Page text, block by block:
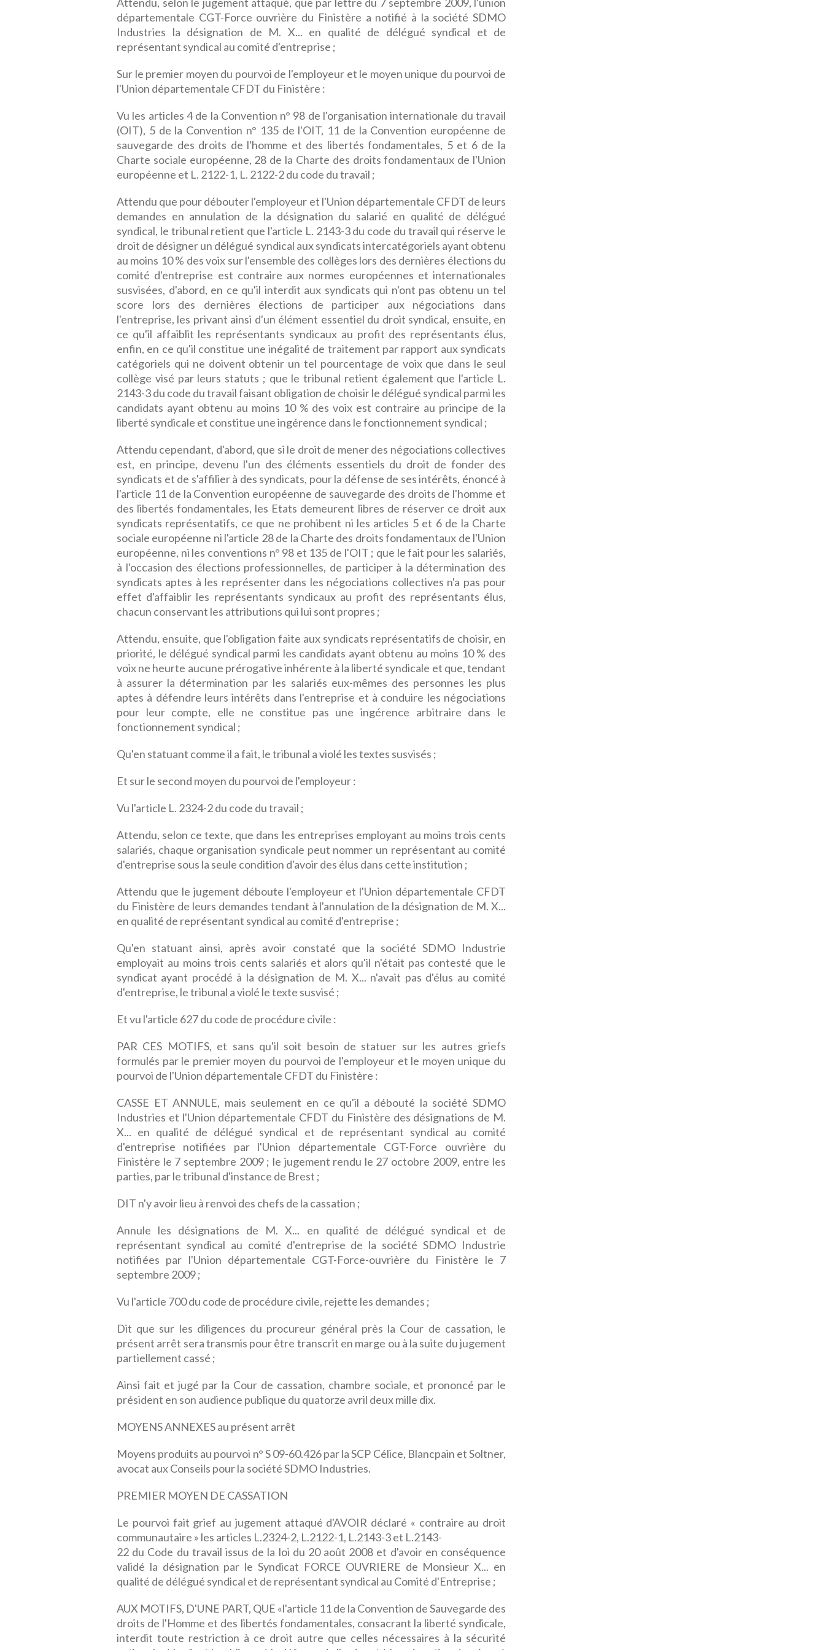
départementale CGT-Force ouvrière du Finistère a notifié à la société SDMO
Industries la désignation de M. X... en qualité de délégué syndical et de
représentant syndical au comité d'entreprise ;
Sur le premier moyen du pourvoi de l'employeur et le moyen unique du pourvoi de
l'Union départementale CFDT du Finistère :
Vu les articles 4 de la Convention n° 98 de l'organisation internationale du travail
(OIT), 5 de la Convention n° 135 de l'OIT, 11 de la Convention européenne de
sauvegarde des droits de l'homme et des libertés fondamentales, 5 et 6 de la
Charte sociale européenne, 28 de la Charte des droits fondamentaux de l'Union
européenne et L. 2122-1, L. 2122-2 du code du travail ;
Attendu que pour débouter l'employeur et l'Union départementale CFDT de leurs
demandes en annulation de la désignation du salarié en qualité de délégué
syndical, le tribunal retient que l'article L. 2143-3 du code du travail qui réserve le
droit de désigner un délégué syndical aux syndicats intercatégoriels ayant obtenu
au moins 10 % des voix sur l'ensemble des collèges lors des dernières élections du
comité d'entreprise est contraire aux normes européennes et internationales
susvisées, d'abord, en ce qu'il interdit aux syndicats qui n'ont pas obtenu un tel
score lors des dernières élections de participer aux négociations dans
l'entreprise, les privant ainsi d'un élément essentiel du droit syndical, ensuite, en
ce qu'il affaiblit les représentants syndicaux au profit des représentants élus,
enfin, en ce qu'il constitue une inégalité de traitement par rapport aux syndicats
catégoriels qui ne doivent obtenir un tel pourcentage de voix que dans le seul
collège visé par leurs statuts ; que le tribunal retient également que l'article L.
2143-3 du code du travail faisant obligation de choisir le délégué syndical parmi les
candidats ayant obtenu au moins 10 % des voix est contraire au principe de la
liberté syndicale et constitue une ingérence dans le fonctionnement syndical ;
Attendu cependant, d'abord, que si le droit de mener des négociations collectives
est, en principe, devenu l'un des éléments essentiels du droit de fonder des
syndicats et de s'affilier à des syndicats, pour la défense de ses intérêts, énoncé à
l'article 11 de la Convention européenne de sauvegarde des droits de l'homme et
des libertés fondamentales, les Etats demeurent libres de réserver ce droit aux
syndicats représentatifs, ce que ne prohibent ni les articles 5 et 6 de la Charte
sociale européenne ni l'article 28 de la Charte des droits fondamentaux de l'Union
européenne, ni les conventions n° 98 et 135 de l'OIT ; que le fait pour les salariés,
à l'occasion des élections professionnelles, de participer à la détermination des
syndicats aptes à les représenter dans les négociations collectives n'a pas pour
effet d'affaiblir les représentants syndicaux au profit des représentants élus,
chacun conservant les attributions qui lui sont propres ;
Attendu, ensuite, que l'obligation faite aux syndicats représentatifs de choisir, en
priorité, le délégué syndical parmi les candidats ayant obtenu au moins 10 % des
voix ne heurte aucune prérogative inhérente à la liberté syndicale et que, tendant
à assurer la détermination par les salariés eux-mêmes des personnes les plus
aptes à défendre leurs intérêts dans l'entreprise et à conduire les négociations
pour leur compte, elle ne constitue pas une ingérence arbitraire dans le
fonctionnement syndical ;
Qu'en statuant comme il a fait, le tribunal a violé les textes susvisés ;
Et sur le second moyen du pourvoi de l'employeur :
Vu l'article L. 2324-2 du code du travail ;
Attendu, selon ce texte, que dans les entreprises employant au moins trois cents
salariés, chaque organisation syndicale peut nommer un représentant au comité
d'entreprise sous la seule condition d'avoir des élus dans cette institution ;
Attendu que le jugement déboute l'employeur et l'Union départementale CFDT
du Finistère de leurs demandes tendant à l'annulation de la désignation de M. X...
en qualité de représentant syndical au comité d'entreprise ;
Qu'en statuant ainsi, après avoir constaté que la société SDMO Industrie
employait au moins trois cents salariés et alors qu'il n'était pas contesté que le
syndicat ayant procédé à la désignation de M. X... n'avait pas d'élus au comité
d'entreprise, le tribunal a violé le texte susvisé ;
Et vu l'article 627 du code de procédure civile :
PAR CES MOTIFS, et sans qu'il soit besoin de statuer sur les autres griefs
formulés par le premier moyen du pourvoi de l'employeur et le moyen unique du
pourvoi de l'Union départementale CFDT du Finistère :
CASSE ET ANNULE, mais seulement en ce qu'il a débouté la société SDMO
Industries et l'Union départementale CFDT du Finistère des désignations de M.
X... en qualité de délégué syndical et de représentant syndical au comité
d'entreprise notifiées par l'Union départementale CGT-Force ouvrière du
Finistère le 7 septembre 2009 ; le jugement rendu le 27 octobre 2009, entre les
parties, par le tribunal d'instance de Brest ;
DIT n'y avoir lieu à renvoi des chefs de la cassation ;
Annule les désignations de M. X... en qualité de délégué syndical et de
représentant syndical au comité d'entreprise de la société SDMO Industrie
notifiées par l'Union départementale CGT-Force-ouvrière du Finistère le 7
septembre 2009 ;
Vu l'article 700 du code de procédure civile, rejette les demandes ;
Dit que sur les diligences du procureur général près la Cour de cassation, le
présent arrêt sera transmis pour être transcrit en marge ou à la suite du jugement
partiellement cassé ;
Ainsi fait et jugé par la Cour de cassation, chambre sociale, et prononcé par le
président en son audience publique du quatorze avril deux mille dix.
MOYENS ANNEXES au présent arrêt
Moyens produits au pourvoi n° S 09-60.426 par la SCP Célice, Blancpain et Soltner,
avocat aux Conseils pour la société SDMO Industries.
PREMIER MOYEN DE CASSATION
Le pourvoi fait grief au jugement attaqué d'AVOIR déclaré « contraire au droit
communautaire » les articles L.2324-2, L.2122-1, L.2143-3 et L.2143-
22 du Code du travail issus de la loi du 20 août 2008 et d'avoir en conséquence
validé la désignation par le Syndicat FORCE OUVRIERE de Monsieur X... en
qualité de délégué syndical et de représentant syndical au Comité d'Entreprise ;
AUX MOTIFS, D'UNE PART, QUE «l'article 11 de la Convention de Sauvegarde des
droits de l'Homme et des libertés fondamentales, consacrant la liberté syndicale,
interdit toute restriction à ce droit autre que celles nécessaires à la sécurité